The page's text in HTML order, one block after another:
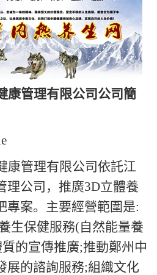
康管理有限公司公司簡
康管理有限公司依託江
理公司，推廣3D立體養
專案。主要經營範圍是:
生保健服務(自然能量養
的宣傳推廣;推動鄭州中
展的諮詢服務;組織文化